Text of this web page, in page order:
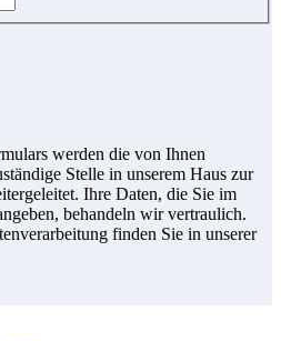
werden die von Ihnen
Stelle in unserem Haus zur
Ihre Daten, die Sie im
behandeln wir vertraulich.
finden Sie in unserer